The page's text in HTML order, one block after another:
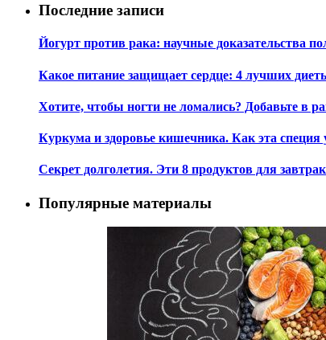
Последние записи
Йогурт против рака: научные доказательства
Какое питание защищает сердце: 4 лучших
Хотите, чтобы ногти не ломались? Добавьте в
Куркума и здоровье кишечника. Как эта
Секрет долголетия. Эти 8 продуктов для
Популярные материалы